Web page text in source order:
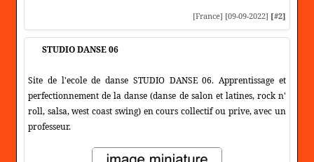
[France] [09-09-2022] [#2]
STUDIO DANSE 06
Site de l'ecole de danse STUDIO DANSE 06. Apprentissage et
perfectionnement de la danse (danse de salon et latines, rock n'
roll, salsa, west coast swing) en cours collectif ou prive, avec un
professeur.